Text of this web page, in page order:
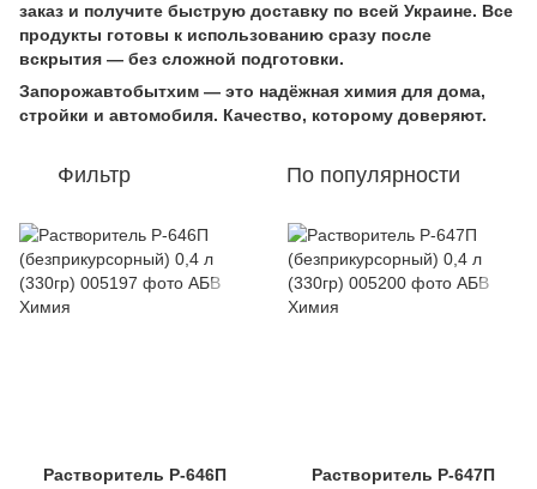
заказ и получите быструю доставку по всей Украине. Все
продукты готовы к использованию сразу после
вскрытия — без сложной подготовки.
Запорожавтобытхим — это надёжная химия для дома,
стройки и автомобиля. Качество, которому доверяют.
Фильтр По популярности
Растворитель Р-646П
Растворитель Р-647П